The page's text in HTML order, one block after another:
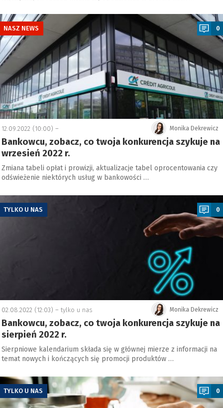
NASZ NEWS 0
Monika Dekrewicz
12.09.2022 (10:00) –
Bankowcu, zobacz, co twoja konkurencja szykuje na
wrzesień 2022 r.
Zmiana tabeli opłat i prowizji, aktualizacje tabel oprocentowania czy
odświeżenie niektórych usług w bankowości …
TYLKO U NAS 0
Monika Dekrewicz
02.08.2022 (12:03) – tylko u nas
Bankowcu, zobacz, co twoja konkurencja szykuje na
sierpień 2022 r.
Sierpniowe kalendarium składa się w głównej mierze z informacji na
temat nowych i kończących się promocji produktów …
TYLKO U NAS 0